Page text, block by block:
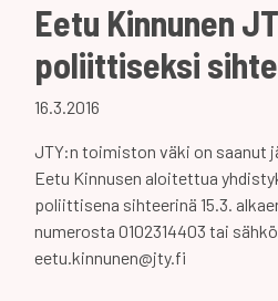
Eetu Kinnunen
poliittiseksi
16.3.2016
JTY:n toimiston väki on saanut
Eetu Kinnusen aloitettua
poliittisena sihteerinä 15.3.
numerosta 0102314403 tai
eetu.kinnunen@jty.fi